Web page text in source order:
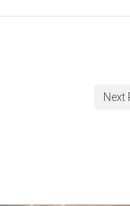
Next